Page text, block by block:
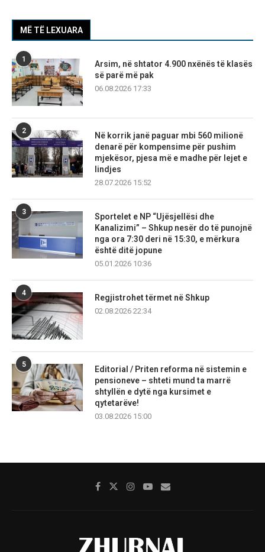
MË TË LEXUARA
1
Arsim, në shtator 4.900 nxënës të klasës
së parë më pak
06.08.2026 17:33
2
Në korrik janë paguar mbi 560 milionë
denarë për kompensime për pushim
mjekësor, pjesa më e madhe për lejet e
lindjes
28.07.2026 15:52
3
Sportelet e NP “Ujësjellësi dhe
Kanalizimi” – Shkup nesër do të punojnë
nga ora 7:30 deri në 15:30, e mërkura
është ditë jopune
05.01.2026 10:36
4
Regjistrohet tërmet në Shkup
02.08.2026 22:34
5
Editorial / Priten reforma në sistemin e
pensioneve – shteti mund ta marrë
shtyllën e dytë nga kursimet e
qytetarëve!
03.08.2026 15:00